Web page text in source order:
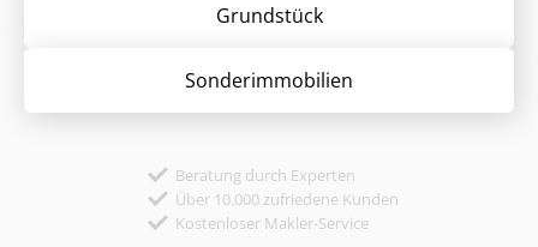
Grund­stück
Sonder­immobilien
Beratung durch Experten
Über 10.000 zufriedene Kunden
Kostenloser Makler-Service